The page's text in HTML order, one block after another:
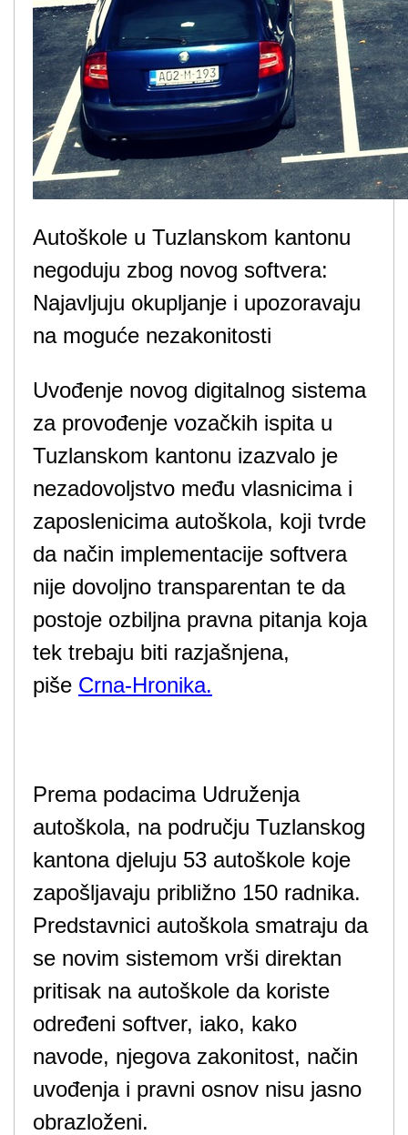
Autoškole u Tuzlanskom kantonu
negoduju zbog novog softvera:
Najavljuju okupljanje i upozoravaju
na moguće nezakonitosti
Uvođenje novog digitalnog sistema
za provođenje vozačkih ispita u
Tuzlanskom kantonu izazvalo je
nezadovoljstvo među vlasnicima i
zaposlenicima autoškola, koji tvrde
da način implementacije softvera
nije dovoljno transparentan te da
postoje ozbiljna pravna pitanja koja
tek trebaju biti razjašnjena,
piše Crna-Hronika.
Prema podacima Udruženja
autoškola, na području Tuzlanskog
kantona djeluju 53 autoškole koje
zapošljavaju približno 150 radnika.
Predstavnici autoškola smatraju da
se novim sistemom vrši direktan
pritisak na autoškole da koriste
određeni softver, iako, kako
navode, njegova zakonitost, način
uvođenja i pravni osnov nisu jasno
obrazloženi.